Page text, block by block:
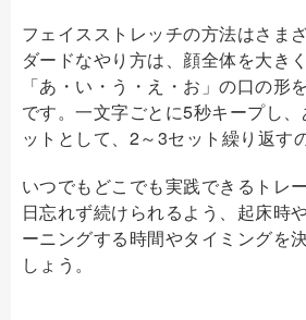
フェイスストレッチの方法はさま
ダードなやり方は、顔全体を大き
「あ・い・う・え・お」の口の形
です。一文字ごとに5秒キープし
ットとして、2～3セット繰り返す
いつでもどこでも実践できるトレ
日忘れず続けられるよう、起床時
ーニングする時間やタイミングを
しょう。